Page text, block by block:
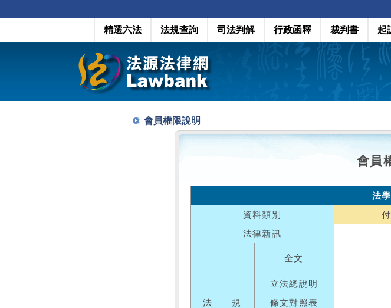
精選六法 法規查詢 司法判解 行政函釋 裁判書 起
會員權限說明
會員
法
資料類別
法律新訊
法 規
全文
立法總說明
條文對照表